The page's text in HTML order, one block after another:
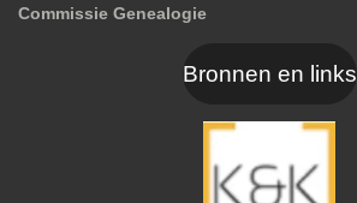
Commissie Genealogie
Bronnen en links